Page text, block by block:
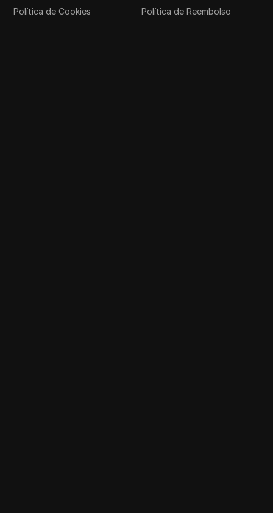
Política de Cookies Política de Reembolso